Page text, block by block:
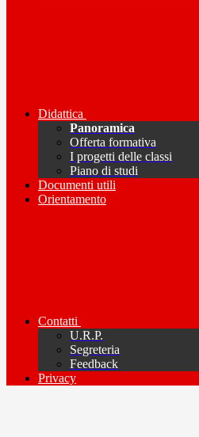
Didattica
Panoramica
Offerta formativa
I progetti delle classi
Piano di studi
Documenti utili
Orientamento
Contatti
U.R.P.
Segreteria
Feedback
Privacy